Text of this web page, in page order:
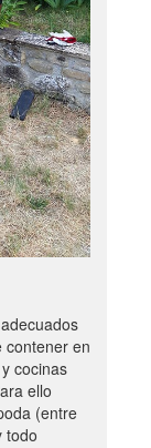
contener en
cocinas
ello
(entre
todo